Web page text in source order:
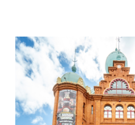
Contactos
TRANSPARÊNCIA